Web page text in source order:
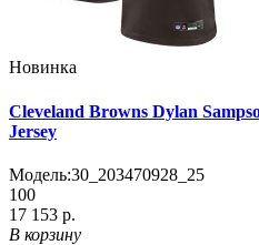
Новинка
Cleveland Browns Dylan
Jersey
Модель:30_203470928_25
100
17 153 р.
В корзину